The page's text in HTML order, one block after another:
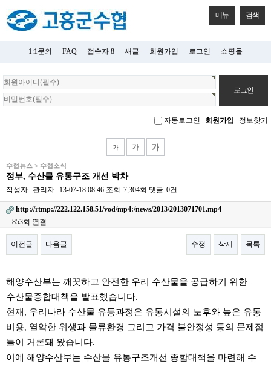
메뉴 검색
1:1문의 FAQ 접속자 8 새글 회원가입 로그인 쇼핑몰
회
원
로
자동로그인 회원가입 정보찾기
수협뉴스 > 수협소식
정부, 수산물 유통구조 개선 박차
작성자 관리자 13-07-18 08:46 조회 7,304회 댓글 0건
http://rtmp://222.122.158.51/vod/mp4:/news/2013/2013071701.mp4
853회 연결
이전글 다음글 수정 삭제 목록
해양수산부는 깨끗하고 안전한 우리 수산물을 공급하기 위한
수산물종합대책을 발표했습니다.
현재, 우리나라 수산물 유통과정은 유통시설의 노후와 높은 유통
비용, 열악한 위생과 물류환경 그리고 가격 불안정성 등의 문제점
들이 거론돼 왔습니다.
이에 해양수산부는 수산물 유통구조개선 종합대책을 마련해 수